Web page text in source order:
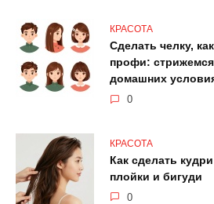
КРАСОТА
Сделать челку, как
профи:
домашних
0
КРАСОТА
Как сделать
плойки и бигуди
0